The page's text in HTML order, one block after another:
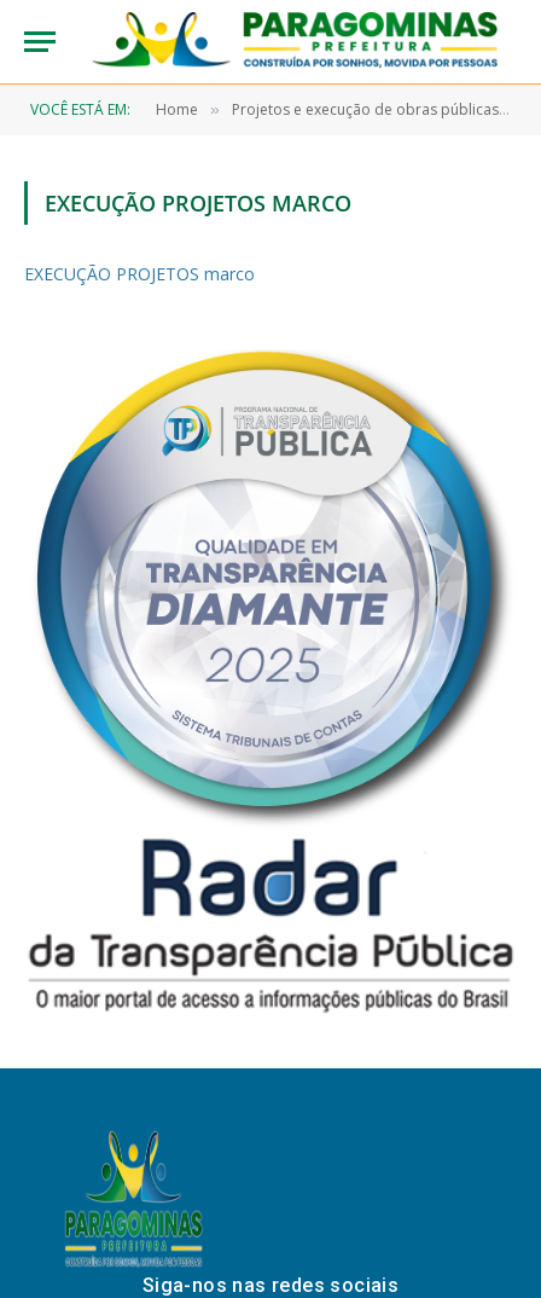
VOCÊ ESTÁ EM: Home » Projetos e execução de obras públicas
EXECUÇÃO PROJETOS MARCO
EXECUÇÃO PROJETOS marco
Siga-nos nas redes sociais